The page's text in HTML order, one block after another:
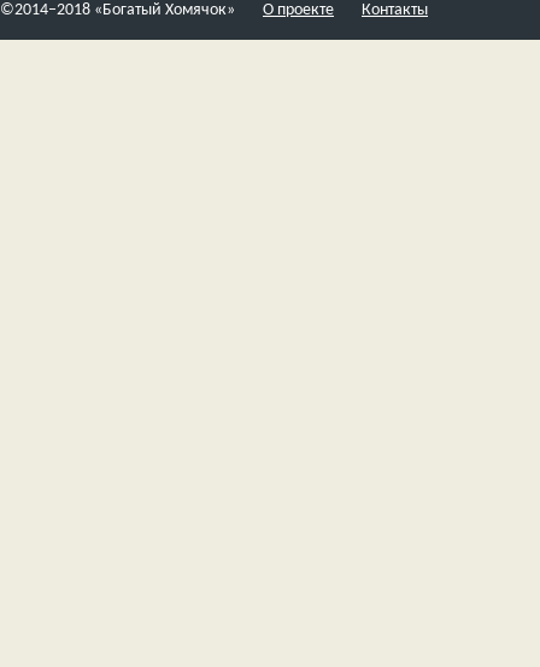
©2014–2018 «Богатый Хомячок» О проекте Контакты